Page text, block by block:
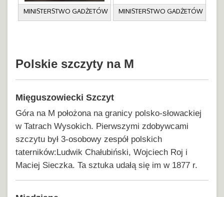
Polskie szczyty na M
Mięguszowiecki Szczyt
Góra na M położona na granicy polsko-słowackiej
w Tatrach Wysokich. Pierwszymi zdobywcami
szczytu był 3-osobowy zespół polskich
taterników:Ludwik Chałubiński, Wojciech Roj i
Maciej Sieczka. Ta sztuka udałą się im w 1877 r.